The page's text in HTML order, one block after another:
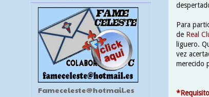
Para
de Real
liguero.
vez
merecido
Fameceleste@hotmail.es